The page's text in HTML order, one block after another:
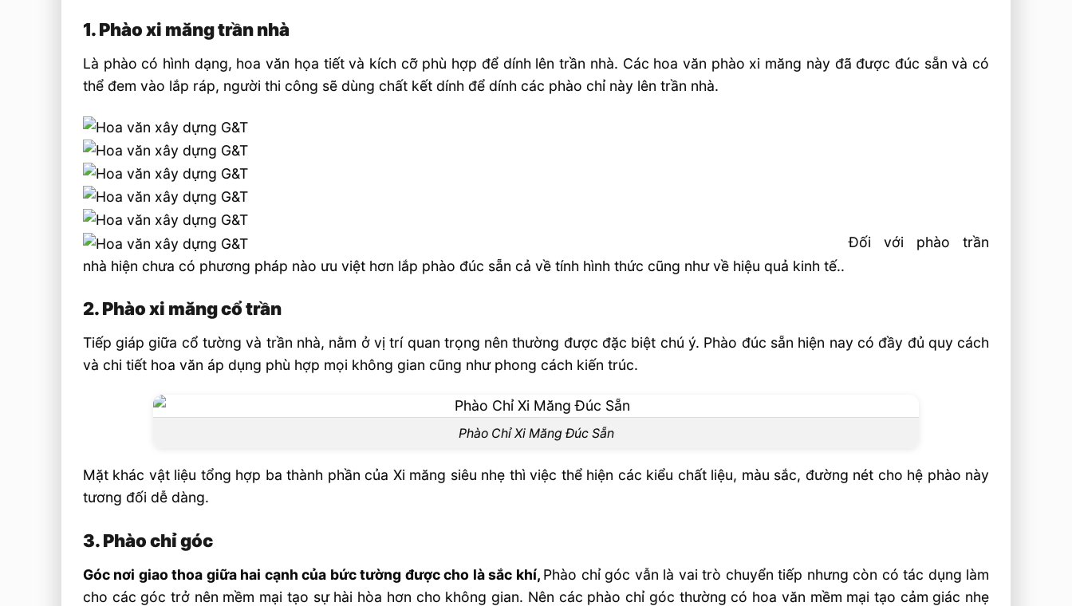
1. Phào xi măng trần nhà
Là phào có hình dạng, hoa văn họa tiết và kích cỡ phù hợp để dính lên trần nhà. Các hoa văn phào xi măng này đã được đúc sẵn và có
thể đem vào lắp ráp, người thi công sẽ dùng chất kết dính để dính các phào chỉ này lên trần nhà.
Đối với phào trần
nhà hiện chưa có phương pháp nào ưu việt hơn lắp phào đúc sẵn cả về tính hình thức cũng như về hiệu quả kinh tế..
2. Phào xi măng cổ trần
Tiếp giáp giữa cổ tường và trần nhà, nằm ở vị trí quan trọng nên thường được đặc biệt chú ý. Phào đúc sẵn hiện nay có đầy đủ quy cách
và chi tiết hoa văn áp dụng phù hợp mọi không gian cũng như phong cách kiến trúc.
Phào Chỉ Xi Măng Đúc Sẵn
Mặt khác vật liệu tổng hợp ba thành phần của Xi măng siêu nhẹ thì việc thể hiện các kiểu chất liệu, màu sắc, đường nét cho hệ phào này
tương đối dễ dàng.
3. Phào chỉ góc
Góc nơi giao thoa giữa hai cạnh của bức tường được cho là sắc khí, Phào chỉ góc vẫn là vai trò chuyển tiếp nhưng còn có tác dụng làm
cho các góc trở nên mềm mại tạo sự hài hòa hơn cho không gian. Nên các phào chỉ góc thường có hoa văn mềm mại tạo cảm giác nhẹ